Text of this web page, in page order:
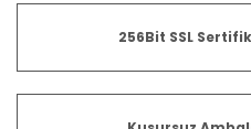
256Bit SSL